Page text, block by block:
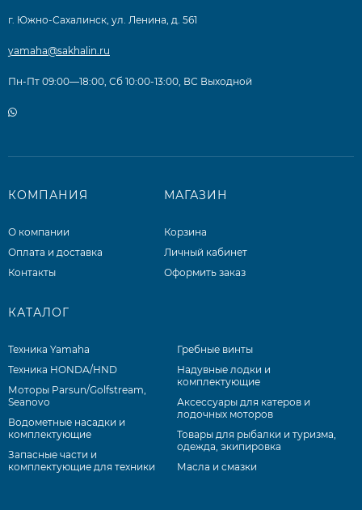
г. Южно-Сахалинск, ул. Ленина, д. 561
yamaha@sakhalin.ru
Пн-Пт 09:00—18:00, Сб 10:00-13:00, ВС Выходной
КОМПАНИЯ
О компании
Оплата и доставка
Контакты
МАГАЗИН
Корзина
Личный кабинет
Оформить заказ
КАТАЛОГ
Техника Yamaha
Техника HONDA/HND
Моторы Parsun/Golfstream,
Seanovo
Водометные насадки и
комплектующие
Запасные части и
комплектующие для техники
Гребные винты
Надувные лодки и
комплектующие
Аксессуары для катеров и
лодочных моторов
Товары для рыбалки и туризма,
одежда, экипировка
Масла и смазки